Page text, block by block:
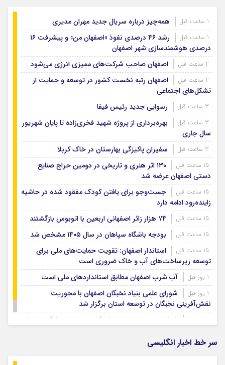
همه‌چیز درباره سریال جدید مهران مدیری
رشد ۴۶ درصدی نفوذ «اصفهان من» و پیشرفت ۱۶
درصدی هوشمندسازی شهر اصفهان
اصفهان صاحب شرکت‌های ممیزی انرژی می‌شود
اصفهان رتبه نخست کشور در توسعه و حمایت از
تشکل‌های اجتماعی
رسوایی جدید رئیس فیفا
بهره‌برداری از پروژه شهید فخری‌زاده تا پایان شهریور
سال جاری
سفیران پاکیزگی بهارستان در خاک کربلا
۱۳۰ اثر هنری و تاریخی در دومین حراج صنایع
دستی اصفهان عرضه شد
جست‌وجو برای یافتن کودک مفقود شده در حاشیه
زاینده‌رود ادامه دارد
۷۴ هزار زائر اصفهانی اربعین با اتوبوس بازگشتند
بودجه باشگاه سپاهان در سال ۱۴۰۵ مشخص شد
استاندار اصفهان: تقویت حمایت‌های ملی برای
توسعه زیرساخت‌های آب و خاک ضروری است
آب شرب اصفهان مطابق استانداردهای ملی است
شورای علمی بنیاد نخبگان اصفهان با محوریت
نقش‌آفرینی نخبگان در توسعه استان برگزار شد
شتاب‌بخشی به احداث شهرک تخصصی پوشاک اصفهان
سر خط اخبار انگلیسی